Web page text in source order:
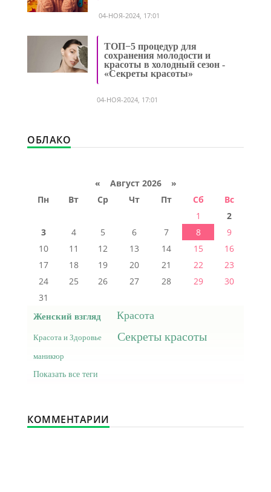
04-НОЯ-2024, 17:01
ТОП−5 процедур для
сохранения молодости и
красоты в холодный сезон -
«Секреты красоты»
04-НОЯ-2024, 17:01
ОБЛАКО
« Август 2026 »
Пн
Вт Ср Чт Пт Сб
Вс
1
2
3
4 5 6 7 8
9
10
11 12 13 14 15
16
17
18 19 20 21 22
23
24
25 26 27 28 29
30
31
Женский взгляд Красота
Красота и Здоровье Секреты красоты
маникюр
Показать все теги
КОММЕНТАРИИ